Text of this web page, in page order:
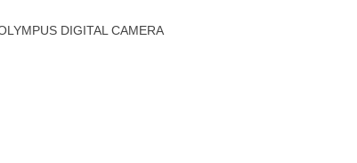
DIGITAL CAMERA